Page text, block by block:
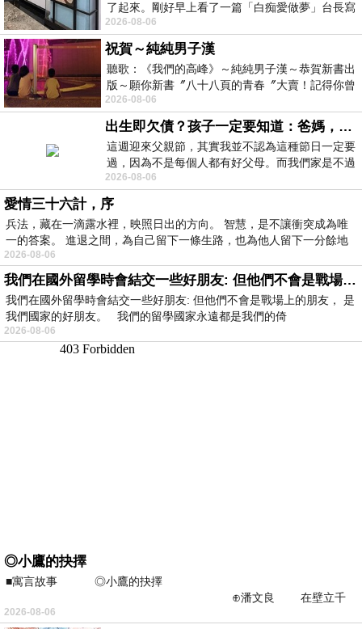
了起來。剛好早上看了一篇「白痴愛做夢」台長寫
的貼文，在回顧年輕時瘋狂愛上
2026-08-06
祝賀～純純男子漢
聽歌：《我們的高峰》～純純男子漢～恭賀新書出
版～願你新書〞八十八頁的青春〞大賣！記得你曾
經在我的版留言…「好讚的圖^^感覺大家
2026-08-06
出生即欠債？孩子一定要知道：爸媽，其實我不欠你們
這週迎來父親節，其實我並不認為這種節日一定要
過，因為不是每個人都有好父母。而我們家是不過
節的，平時也沒什麼儀式感，生活趨近冷
2026-08-06
愛情三十六計，序
兵法，藏在一滴露水裡，映照日出的方向。 智慧，是不讓衝突成為唯
一的答案。 進退之間，為自己留下一條生路，也為他人留下一分餘地
2026-08-06
我們在國外留學時會結交一些好朋友: 但他們不會是戰場上的朋友
我們在國外留學時會結交一些好朋友: 但他們不會是戰場上的朋友， 是
我們國家的好朋友。 我們的留學國家永遠都是我們的倚
2026-08-06
◎小鷹的抉擇
■寓言故事 ◎小鷹的抉擇
⊕潘文良 在壁立千
仞的懸崖上，有一座遮天蔽
2026-08-06